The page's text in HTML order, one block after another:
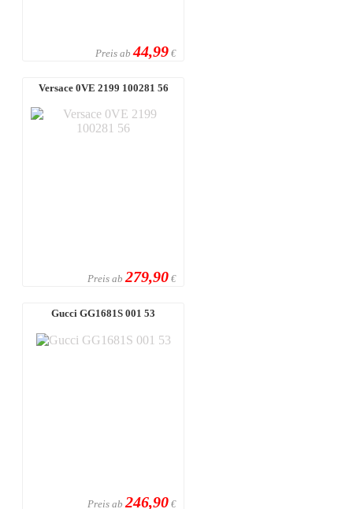
Preis ab 44,99 €
Versace 0VE 2199 100281 56
Preis ab 279,90 €
Gucci GG1681S 001 53
Preis ab 246,90 €